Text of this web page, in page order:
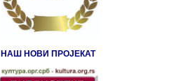
НАШ НОВИ ПРОЈЕКАТ